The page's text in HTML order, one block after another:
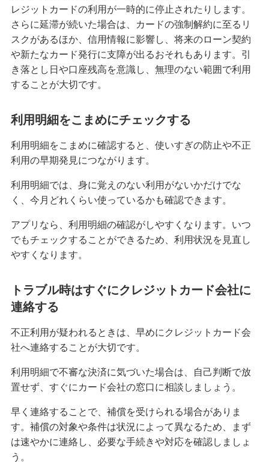
レジットカードの利用が一時的に停止されたりします。
さらに延滞が続いた場合は、カードの強制解約に至るリ
スクがあるほか、信用情報に影響し、将来のローン契約
や新たなカード発行に支障が出るおそれもあります。引
き落とし日や口座残高を意識し、無理のない範囲で利用
することが大切です。
利用明細をこまめにチェックする
利用明細をこまめに確認すると、使いすぎの防止や不正
利用の早期発見につながります。
利用明細では、身に覚えのない利用がないかだけでな
く、今月どれくらい使っているかも確認できます。
アプリなら、利用明細の確認がしやすくなります。いつ
でもチェックすることができるため、利用状況を見直し
やすくなります。
トラブル時はすぐにクレジットカード会社に
連絡する
不正利用が疑われるときは、早めにクレジットカード会
社へ連絡することが大切です。
利用明細で不審な決済に気づいた場合は、自己判断で放
置せず、すぐにカード会社の窓口に相談しましょう。
早く連絡することで、補償を受けられる場合がありま
す。補償の対象や条件は状況によって異なるため、まず
は速やかに連絡し、必要な手続きや対応を確認しましょ
う。